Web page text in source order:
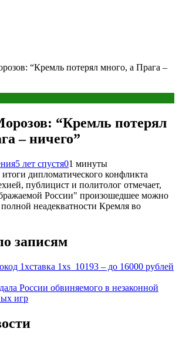
“Кремль потерял много, а Прага –
“Кремль потерял
– ничего”
5 лет спустя01 минуты
дипломатического конфликта
публицист и политолог отмечает,
России" произошедшее можно
полной неадекватности Кремля во
записям
1хставка 1xs_10193 – до 16000 рублей
России обвиняемого в незаконной
игр